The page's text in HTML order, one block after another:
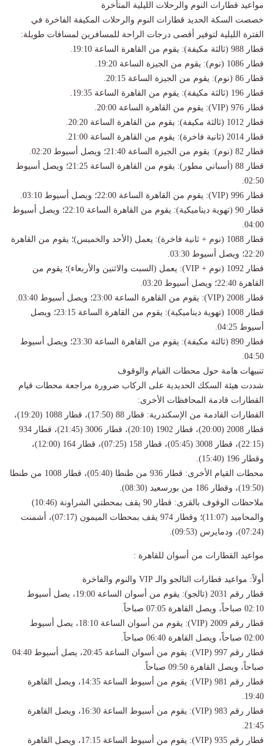
​مواعيد قطارات النوم والرحلات الليلية المتأخرة
​خصصت السكة الحديد قطارات النوم والرحلات المكيفة الفاخرة في
الفترة الليلية لتوفير أقصى درجات الراحة للمسافرين لمسافات طويلة:
​قطار 988 (ثالثة مكيفة): يقوم من القاهرة الساعة 19:10.
​قطار 1086 (نوم): يقوم من الجيزة الساعة 19:20.
​قطار 86 (نوم): يقوم من الجيزة الساعة 20:15.
​قطار 196 (ثالثة مكيفة): يقوم من القاهرة الساعة 19:35.
​قطار 976 (VIP): يقوم من القاهرة الساعة 20:00.
​قطار 1012 (ثالثة مكيفة): يقوم من القاهرة الساعة 20:20.
​قطار 2014 (ثانية فاخرة): يقوم من القاهرة الساعة 21:00.
​قطار 82 (نوم): يقوم من الجيزة الساعة 21:40؛ ويصل أسيوط 02:20.
​قطار 88 (أسباني مطور): يقوم من القاهرة الساعة 21:25؛ ويصل أسيوط
02:50.
​قطار 996 (VIP): يقوم من القاهرة الساعة 22:00؛ ويصل أسيوط 03:10.
​قطار 90 (تهوية ديناميكية): يقوم من القاهرة الساعة 22:10؛ ويصل أسيوط
04:00.
​قطار 1088 (نوم + ثانية فاخرة): يعمل (الأحد والخميس)؛ يقوم من القاهرة
22:20؛ ويصل أسيوط 03:30.
​قطار 1092 (نوم + VIP): يعمل (السبت والاثنين والأربعاء)؛ يقوم من
القاهرة 22:40؛ ويصل أسيوط 03:20.
​قطار 2008 (VIP): يقوم من القاهرة الساعة 23:00؛ ويصل أسيوط 03:40.
​قطار 1008 (تهوية ديناميكية): يقوم من القاهرة الساعة 23:15؛ ويصل
أسيوط 04:25.
​قطار 890 (ثالثة مكيفة): يقوم من القاهرة الساعة 23:30؛ ويصل أسيوط
04:50.
​تنبيهات هامة حول محطات القيام والوقوف
​شددت هيئة السكك الحديدية على الركاب ضرورة مراجعة محطات قيام
القطارات قادمة المحافظات الأخرى:
​القطارات القادمة من الإسكندرية: قطار 88 (17:50)، قطار 1088 (19:20)،
قطار 2008 (20:00)، قطار 1902 (20:10)، قطار 3006 (21:45)، قطار 934
(22:15)، قطار 3008 (05:45)، قطار 158 (07:25)، قطار 164 (12:00)،
وقطار 196 (15:40).
​محطات القيام الأخرى: قطار 936 من طنطا (05:40)، قطار 1008 من طنطا
(19:50)، وقطار 186 من بورسعيد (08:30).
​ملاحظات الوقوف بالقرى: قطار 90 يقف بمحطتي الشراونة (10:46)
والمحاميد (11:07)؛ وقطار 974 يقف بمحطات الميمون (07:17)، أشمنت
(07:24)، ودمايرس (09:53).
مواعيد القطارات من أسوان للقاهرة :
​أولاً: مواعيد قطارات التالجو والـ VIP والنوم والفاخرة
​قطار رقم 2031 (تالجو): يقوم من أسوان الساعة 19:00، يصل أسيوط
02:10 صباحاً، ويصل القاهرة 07:05 صباحاً.
​قطار رقم 2009 (VIP): يقوم من أسوان الساعة 18:10، يصل أسيوط
02:00 صباحاً، ويصل القاهرة 06:40 صباحاً.
​قطار رقم 997 (VIP): يقوم من أسوان الساعة 20:45، يصل أسيوط 04:40
صباحاً، ويصل القاهرة 09:50 صباحاً.
​قطار رقم 981 (VIP): يقوم من أسيوط الساعة 14:35، ويصل القاهرة
19:40.
​قطار رقم 983 (VIP): يقوم من أسيوط الساعة 16:30، ويصل القاهرة
21:45.
​قطار رقم 935 (VIP): يقوم من أسيوط الساعة 17:15، ويصل القاهرة